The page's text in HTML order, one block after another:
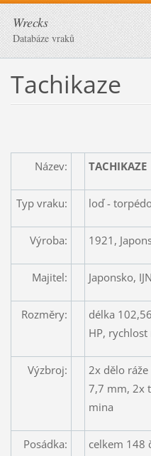
Wrecks
Databáze vraků
Tachikaze
Název: TACHIKAZE
Typ vraku: loď -
Výroba: 1921,
Majitel: Japonsko, IJN
Rozměry:
délka
HP,
Výzbroj:
2x dělo
7,7 mm, 2x
mina
Posádka: celkem 148